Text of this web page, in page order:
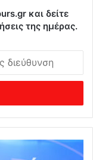
και δείτε
της ημέρας.